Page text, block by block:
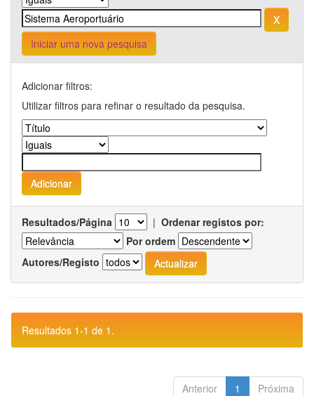
Iniciar uma nova pesquisa
Adicionar filtros:
Utilizar filtros para refinar o resultado da pesquisa.
Resultados/Página | Ordenar registos por:
Por ordem
Autores/Registo
Resultados 1-1 de 1.
Anterior 1 Próxima